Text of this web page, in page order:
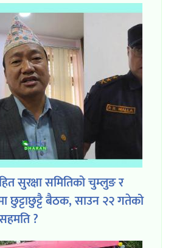
सुरक्षा समितिको चुम्लुङ र
छुट्टाछुट्टै बैठक, साउन २२ गतेको
?